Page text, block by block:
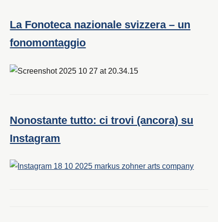
La Fonoteca nazionale svizzera – un
fonomontaggio
Nonostante tutto: ci trovi (ancora) su
Instagram